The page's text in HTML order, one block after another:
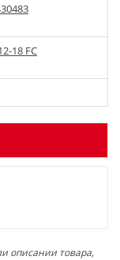
18 FC
описании товара,